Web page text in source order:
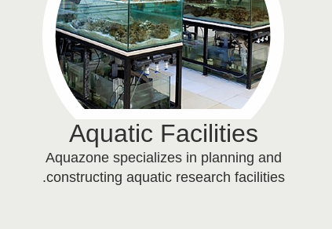
Aquatic Facilities
Aquazone specializes in planning and
constructing aquatic research facilities.